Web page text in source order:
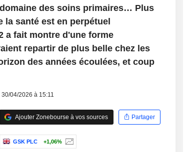
des soins primaires… Plus
la santé est en perpétuel
a fait montre d'une forme
repartir de plus belle chez les
des années écoulées, et coup
04/2026 à 15:11
Ajouter Zonebourse à vos sources
Partager
GSK PLC +1,06%